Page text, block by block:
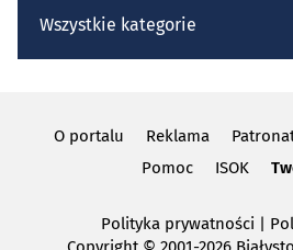
Wszystkie kategorie
O portalu Reklama
Pomoc
ISOK
Polityka prywatności